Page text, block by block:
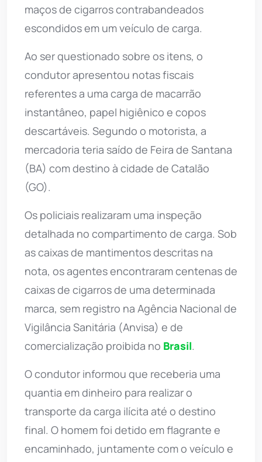
maços de cigarros contrabandeados
escondidos em um veículo de carga.
Ao ser questionado sobre os itens, o
condutor apresentou notas fiscais
referentes a uma carga de macarrão
instantâneo, papel higiênico e copos
descartáveis. Segundo o motorista, a
mercadoria teria saído de Feira de Santana
(BA) com destino à cidade de Catalão
(GO).
Os policiais realizaram uma inspeção
detalhada no compartimento de carga. Sob
as caixas de mantimentos descritas na
nota, os agentes encontraram centenas de
caixas de cigarros de uma determinada
marca, sem registro na Agência Nacional de
Vigilância Sanitária (Anvisa) e de
comercialização proibida no Brasil.
O condutor informou que receberia uma
quantia em dinheiro para realizar o
transporte da carga ilícita até o destino
final. O homem foi detido em flagrante e
encaminhado, juntamente com o veículo e